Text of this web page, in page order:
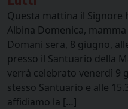
Questa mattina il Signore
Albina Domenica,
Domani sera, 8 giugno,
presso il Santuario della
verrà celebrato venerdì 9
stesso Santuario e alle
affidiamo la […]